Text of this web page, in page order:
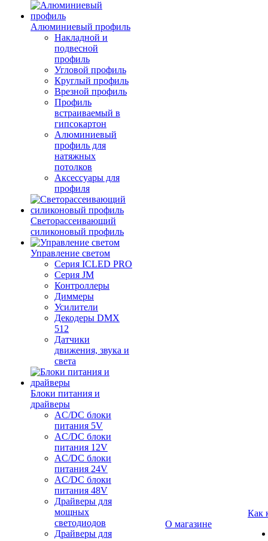
Алюминиевый профиль
Накладной и
подвесной
профиль
Угловой профиль
Круглый профиль
Врезной профиль
Профиль
встраиваемый в
гипсокартон
Алюминиевый
профиль для
натяжных
потолков
Аксессуары для
профиля
Светорассеивающий
силиконовый профиль
Управление светом
Серия ICLED PRO
Серия JM
Контроллеры
Диммеры
Усилители
Декодеры DMX
512
Датчики
движения, звука и
света
Блоки питания и
драйверы
AC/DC блоки
питания 5V
AC/DC блоки
питания 12V
AC/DC блоки
питания 24V
AC/DC блоки
питания 48V
Драйверы для
мощных
светодиодов
Драйверы для
О магазине
Как